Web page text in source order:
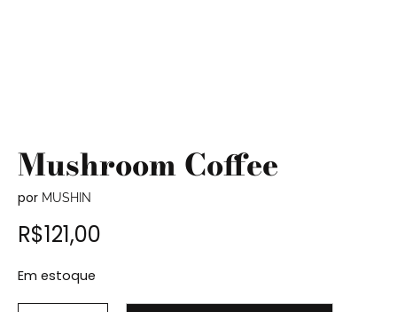
Mushroom Coffee
por MUSHIN
R$121,00
Em estoque